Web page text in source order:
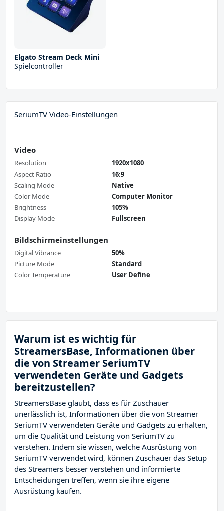
Elgato Stream Deck Mini
Spielcontroller
SeriumTV Video-Einstellungen
Video
Resolution
1920x1080
Aspect Ratio
16:9
Scaling Mode
Native
Color Mode
Computer Monitor
Brightness
105%
Display Mode
Fullscreen
Bildschirmeinstellungen
Digital Vibrance
50%
Picture Mode
Standard
Color Temperature
User Define
Warum ist es wichtig für
StreamersBase, Informationen über
die von Streamer SeriumTV
verwendeten Geräte und Gadgets
bereitzustellen?
StreamersBase glaubt, dass es für Zuschauer
unerlässlich ist, Informationen über die von Streamer
SeriumTV verwendeten Geräte und Gadgets zu erhalten,
um die Qualität und Leistung von SeriumTV zu
verstehen. Indem sie wissen, welche Ausrüstung von
SeriumTV verwendet wird, können Zuschauer das Setup
des Streamers besser verstehen und informierte
Entscheidungen treffen, wenn sie ihre eigene
Ausrüstung kaufen.